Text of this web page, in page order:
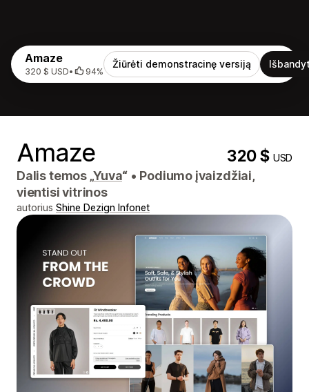
Amaze
320 $ USD• 94%
Žiūrėti demonstracinę versiją
Amaze 320 $USD
Dalis temos „Yuva“ • Podiumo įvaizdžiai,
vientisi vitrinos
autorius Shine Dezign Infonet